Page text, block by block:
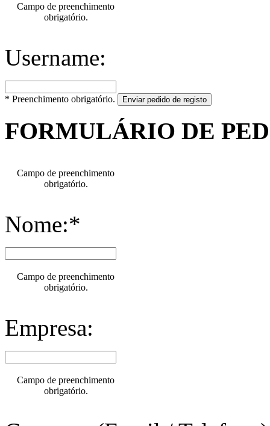
Campo de preenchimento
obrigatório.
Username:
* Preenchimento obrigatório. Enviar pedido de registo
FORMULÁRIO DE
Campo de preenchimento
obrigatório.
Nome:*
Campo de preenchimento
obrigatório.
Empresa:
Campo de preenchimento
obrigatório.